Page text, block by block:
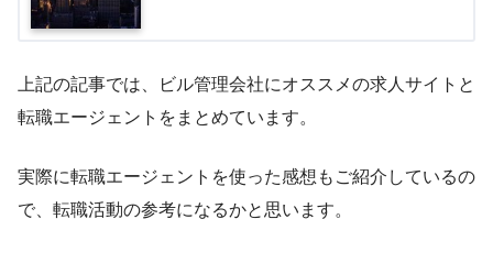
上記の記事では、ビル管理会社にオススメの求人サイトと
転職エージェントをまとめています。
実際に転職エージェントを使った感想もご紹介しているの
で、転職活動の参考になるかと思います。